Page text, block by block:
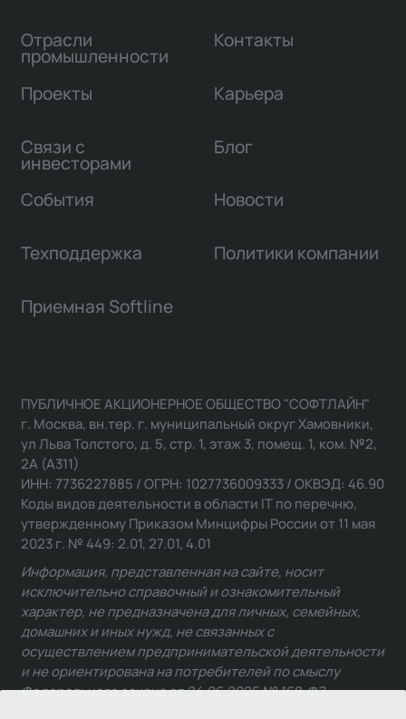
Отрасли
промышленности
Проекты
Связи с
инвесторами
Контакты
Карьера
Блог
События Новости
Техподдержка Политики компании
Приемная Softline
ПУБЛИЧНОЕ АКЦИОНЕРНОЕ ОБЩЕСТВО "СОФТЛАЙН"
г. Москва, вн.тер. г. муниципальный округ Хамовники,
ул Льва Толстого, д. 5, стр. 1, этаж 3, помещ. 1, ком. №2,
2А (А311)
ИНН: 7736227885 / ОГРН: 1027736009333 / ОКВЭД: 46.90
Коды видов деятельности в области IT по перечню,
утвержденному Приказом Минцифры России от 11 мая
2023 г. № 449: 2.01, 27.01, 4.01
Информация, представленная на сайте, носит
исключительно справочный и ознакомительный
характер, не предназначена для личных, семейных,
домашних и иных нужд, не связанных с
осуществлением предпринимательской деятельности
и не ориентирована на потребителей по смыслу
Федерального закона от 24.06.2025 № 168-ФЗ.